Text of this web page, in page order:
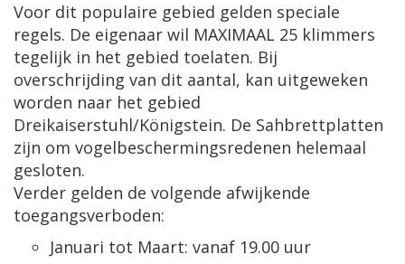
Voor dit populaire gebied gelden speciale
regels. De eigenaar wil MAXIMAAL 25 klimmers
tegelijk in het gebied toelaten. Bij
overschrijding van dit aantal, kan uitgeweken
worden naar het gebied
Dreikaiserstuhl/Königstein. De Sahbrettplatten
zijn om vogelbeschermingsredenen helemaal
gesloten.
Verder gelden de volgende afwijkende
toegangsverboden:
Januari tot Maart: vanaf 19.00 uur